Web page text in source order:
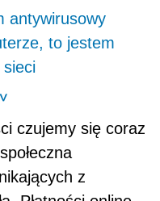
antywirusowy
to jestem
sieci
czujemy się coraz
z